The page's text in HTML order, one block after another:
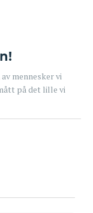
mennesker vi
på det lille vi